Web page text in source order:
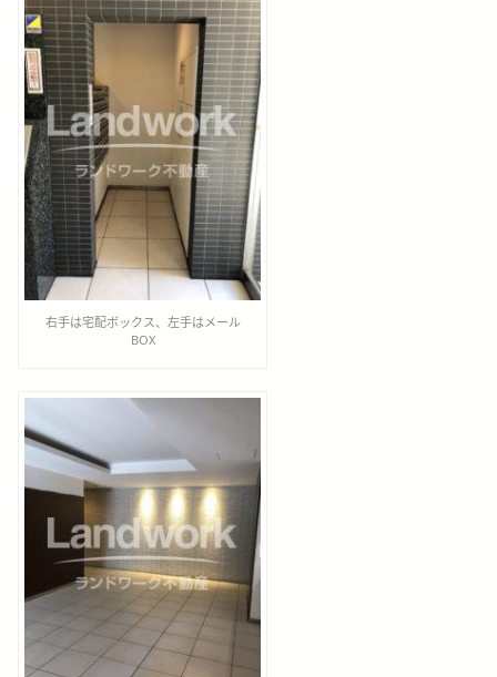
右手は宅配ボックス、左手はメール
BOX